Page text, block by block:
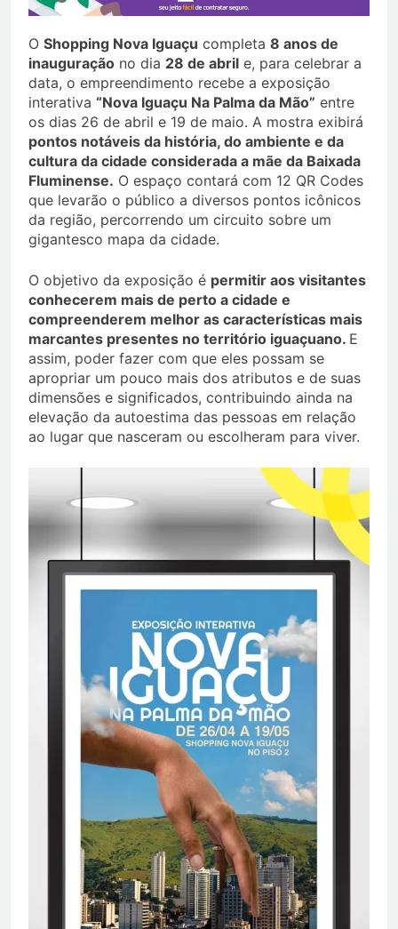
O Shopping Nova Iguaçu completa 8 anos de
inauguração no dia 28 de abril e, para celebrar a
data, o empreendimento recebe a exposição
interativa “Nova Iguaçu Na Palma da Mão” entre
os dias 26 de abril e 19 de maio. A mostra exibirá
pontos notáveis da história, do ambiente e da
cultura da cidade considerada a mãe da Baixada
Fluminense. O espaço contará com 12 QR Codes
que levarão o público a diversos pontos icônicos
da região, percorrendo um circuito sobre um
gigantesco mapa da cidade.
O objetivo da exposição é permitir aos visitantes
conhecerem mais de perto a cidade e
compreenderem melhor as características mais
marcantes presentes no território iguaçuano. E
assim, poder fazer com que eles possam se
apropriar um pouco mais dos atributos e de suas
dimensões e significados, contribuindo ainda na
elevação da autoestima das pessoas em relação
ao lugar que nasceram ou escolheram para viver.